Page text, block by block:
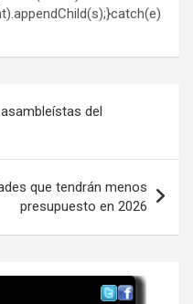
del
que tendrán menos
presupuesto en 2026